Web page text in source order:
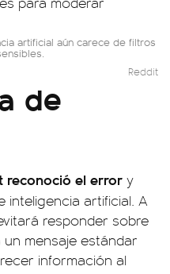
artificial aún carece de filtros
Reddit
de
reconoció el error y
inteligencia artificial. A
responder sobre
mensaje estándar
información al